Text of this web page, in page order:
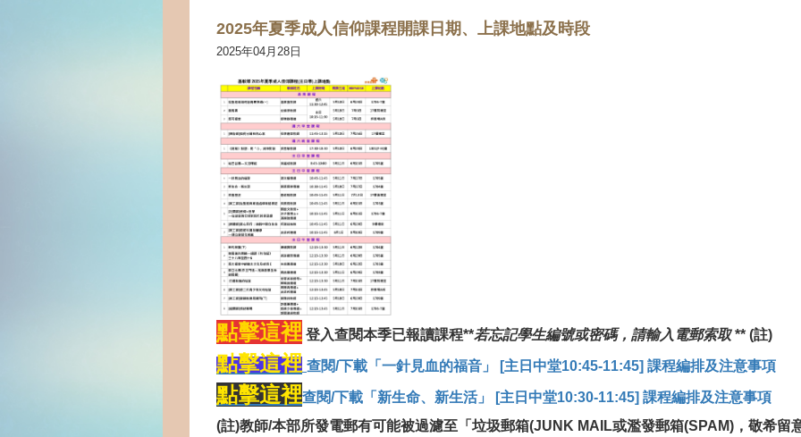
2025年夏季成人信仰課程開課日期、上課地點及時段
2025年04月28日
點擊這裡 登入查閱本季已報讀課程**若忘記學生編號或密碼，請輸入電郵索取 ** (註)
點擊這裡 查閱/下載「一針見血的福音」 [主日中堂10:45-11:45] 課程編排及注意事項
點擊這裡查閱/下載「新生命、新生活」 [主日中堂10:30-11:45] 課程編排及注意事項
(註)教師/本部所發電郵有可能被過濾至「垃圾郵箱(JUNK MAIL或濫發郵箱(SPAM) ，敬希留